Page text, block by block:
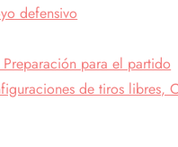
defensivo
para el partido
de tiros libres,